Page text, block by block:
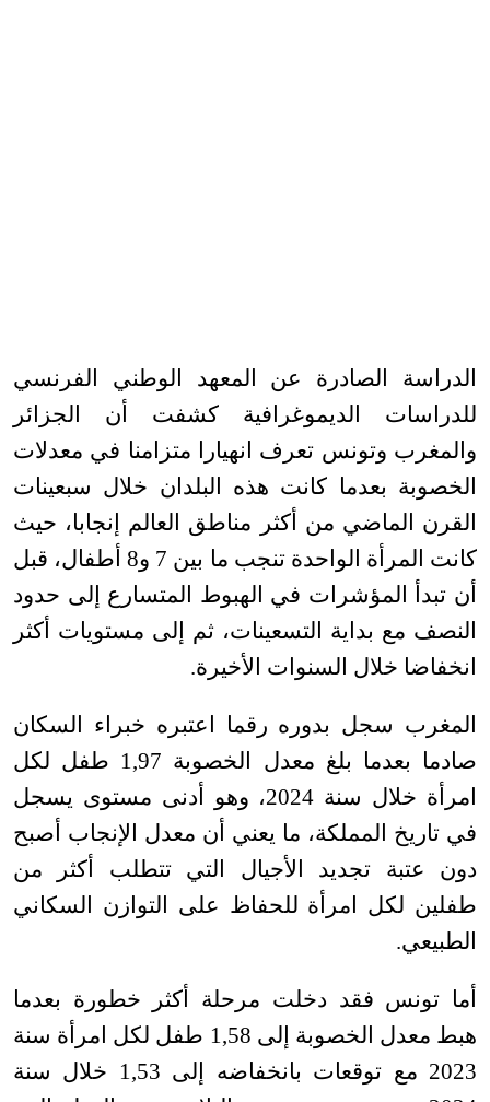
الدراسة الصادرة عن المعهد الوطني الفرنسي
للدراسات الديموغرافية كشفت أن الجزائر
والمغرب وتونس تعرف انهيارا متزامنا في معدلات
الخصوبة بعدما كانت هذه البلدان خلال سبعينات
القرن الماضي من أكثر مناطق العالم إنجابا، حيث
كانت المرأة الواحدة تنجب ما بين 7 و8 أطفال، قبل
أن تبدأ المؤشرات في الهبوط المتسارع إلى حدود
النصف مع بداية التسعينات، ثم إلى مستويات أكثر
انخفاضا خلال السنوات الأخيرة.
المغرب سجل بدوره رقما اعتبره خبراء السكان
صادما بعدما بلغ معدل الخصوبة 1,97 طفل لكل
امرأة خلال سنة 2024، وهو أدنى مستوى يسجل
في تاريخ المملكة، ما يعني أن معدل الإنجاب أصبح
دون عتبة تجديد الأجيال التي تتطلب أكثر من
طفلين لكل امرأة للحفاظ على التوازن السكاني
الطبيعي.
أما تونس فقد دخلت مرحلة أكثر خطورة بعدما
هبط معدل الخصوبة إلى 1,58 طفل لكل امرأة سنة
2023 مع توقعات بانخفاضه إلى 1,53 خلال سنة